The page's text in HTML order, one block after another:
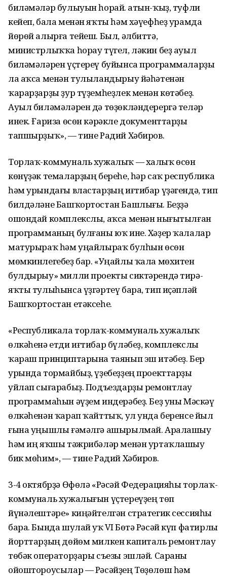
биләмәләр булыуын һорай. Ҡатын-ҡыҙ, туфли
кейеп, бала менән яҡты һәм хәүефһеҙ урамда
йөрөй алырға тейеш. Был, әлбиттә,
министрлыҡҡа һорау түгел, ләкин беҙ ауыл
биләмәләрен үҫтереү буйынса программаларҙы
ла аҡса менән тулыландырыу йәһәтенән
ҡарарҙарҙы ҙур түҙемһеҙлек менән көтәбеҙ.
Ауыл биләмәләрен дә төҙөкләндерергә теләр
инек. Ғариза өсөн кәрәкле документтарҙы
тапшырҙыҡ», — тине Радий Хәбиров.
Торлаҡ-коммуналь хужалыҡ — халыҡ өсөн
көнүҙәк темаларҙың береһе, һәр саҡ республика
һәм урындағы властарҙың иғтибар үҙәгендә, тип
билдәләне Башҡортостан Башлығы. Беҙҙә
ошондай комплекслы, аҡса менән нығытылған
программаның булғаны юҡ ине. Хәҙер ҡалалар
матурыраҡ һәм уңайлыраҡ булһын өсөн
мөмкинлегебеҙ бар. «Уңайлы ҡала мөхитен
булдырыу» милли проекты сиктәрендә тирә-
яҡты тулыһынса үҙгәртеү бара, тип иҫәпләй
Башҡортостан етәксеһе.
«Республикала торлаҡ-коммуналь хужалыҡ
өлкәһенә етди иғтибар бүләбеҙ, комплекслы
ҡараш принциптарына таянып эш итәбеҙ. Бер
урында тормайбыҙ, үҙебеҙҙең проекттарҙы
уйлап сығарабыҙ. Подъездарҙы ремонтлау
программаһын әүҙем индерәбеҙ. Беҙ уны Мәскәү
өлкәһенән ҡарап ҡайттыҡ, ул унда беренсе йыл
ғына уңышлы ғәмәлгә ашырылмай. Аралашыу
һәм иң яҡшы тәжрибәләр менән уртаҡлашыу
бик мөһим», — тине Радий Хәбиров.
3-4 октябрҙә Өфөлә «Рәсәй Федерацияһы торлаҡ-
коммуналь хужалығын үҫтереүҙең төп
йүнәлештәре» киңәйтелгән стратегик сессияһы
бара. Бында шулай уҡ VI Бөтә Рәсәй күп фатирлы
йорттарҙың дөйөм милкен капиталь ремонтлау
төбәк операторҙары съезы эшләй. Сараны
ойоштороусылар — Рәсәйҙең Төҙөлөш һәм